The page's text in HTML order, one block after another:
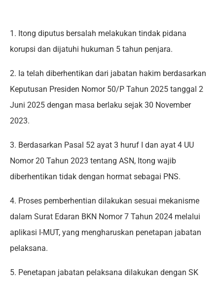
1. Itong diputus bersalah melakukan tindak pidana
korupsi dan dijatuhi hukuman 5 tahun penjara.
2. Ia telah diberhentikan dari jabatan hakim berdasarkan
Keputusan Presiden Nomor 50/P Tahun 2025 tanggal 2
Juni 2025 dengan masa berlaku sejak 30 November
2023.
3. Berdasarkan Pasal 52 ayat 3 huruf I dan ayat 4 UU
Nomor 20 Tahun 2023 tentang ASN, Itong wajib
diberhentikan tidak dengan hormat sebagai PNS.
4. Proses pemberhentian dilakukan sesuai mekanisme
dalam Surat Edaran BKN Nomor 7 Tahun 2024 melalui
aplikasi I-MUT, yang mengharuskan penetapan jabatan
pelaksana.
5. Penetapan jabatan pelaksana dilakukan dengan SK